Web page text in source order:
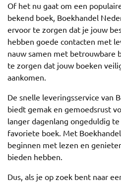
Of het nu gaat om een
bekend boek, Boekhandel
ervoor te zorgen dat je jouw
hebben goede contacten met
nauw samen met betrouwbare
te zorgen dat jouw boeken
aankomen.
De snelle leveringsservice van
biedt gemak en gemoedsrust
langer dagenlang ongeduldig
favoriete boek. Met
beginnen met lezen en
bieden hebben.
Dus, als je op zoek bent naar